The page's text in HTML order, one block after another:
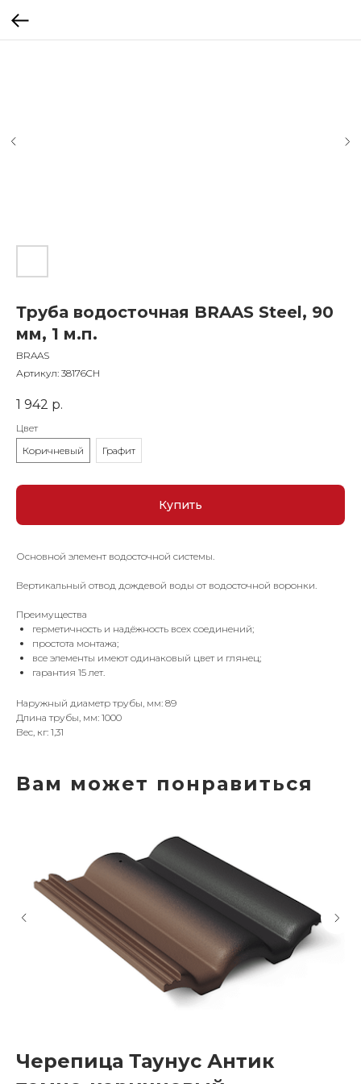
Труба водосточная BRAAS Steel, 90
мм, 1 м.п.
BRAAS
Артикул: 38176CH
1 942 р.
Цвет
Коричневый
Графит
Купить
Основной элемент водосточной системы.
Вертикальный отвод дождевой воды от водосточной воронки.
Преимущества
герметичность и надёжность всех соединений;
простота монтажа;
все элементы имеют одинаковый цвет и глянец;
гарантия 15 лет.
Наружный диаметр трубы, мм: 89
Длина трубы, мм: 1000
Вес, кг: 1,31
Вам может понравиться
Черепица Таунус Антик